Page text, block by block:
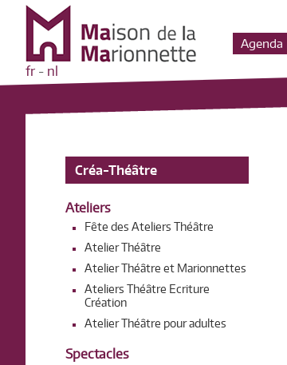
fr - nl
Agenda
Créa-Théâtre
Ateliers
Fête des Ateliers Théâtre
Atelier Théâtre
Atelier Théâtre et Marionnettes
Ateliers Théâtre Ecriture
Création
Atelier Théâtre pour adultes
Spectacles